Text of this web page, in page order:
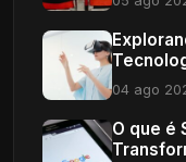
04 ago
O que é